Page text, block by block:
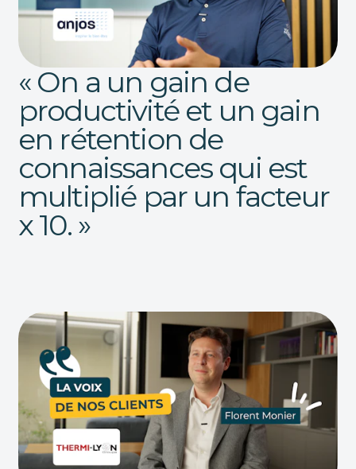
« On a un gain de
productivité et un gain
en rétention de
connaissances qui est
multiplié par un facteur
x 10. »